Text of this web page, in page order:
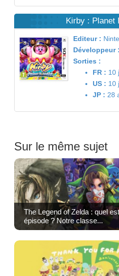
Kirby : Planet
Editeur :
Développeur :
Sorties :
FR : 10
US : 10
JP : 28
Sur le même sujet
The Legend of Zelda : quel
épisode ? Notre classe...